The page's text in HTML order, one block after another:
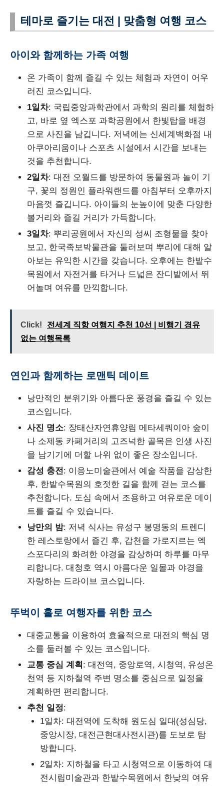
테마로 즐기는 대전 | 맞춤형 여행 코스
아이와 함께하는 가족 여행
온 가족이 함께 즐길 수 있는 체험과 자연이 어우
러진 코스입니다.
1일차: 국립중앙과학관에서 과학의 원리를 체험하
고, 바로 옆 엑스포 과학공원에서 한빛탑을 배경
으로 사진을 남깁니다. 저녁에는 신세계백화점 내
아쿠아리움이나 스포츠 시설에서 시간을 보내는
것을 추천합니다.
2일차: 대전 오월드를 방문하여 동물원과 놀이 기
구, 꽃의 정원인 플라워랜드를 아침부터 오후까지
마음껏 즐깁니다. 아이들의 눈높이에 맞춘 다양한
볼거리와 즐길 거리가 가득합니다.
3일차: 뿌리공원에서 자신의 성씨 조형물을 찾아
보고, 한국족보박물관을 둘러보며 뿌리에 대해 알
아보는 유익한 시간을 갖습니다. 오후에는 한밭수
목원에서 자전거를 타거나 드넓은 잔디밭에서 뛰
어놀며 여유를 만끽합니다.
Click!
전세계 직항 여행지 추천 10선 | 비행기 경유
없는 여행목록
연인과 함께하는 로맨틱 데이트
낭만적인 분위기와 아름다운 풍경을 즐길 수 있는
코스입니다.
사진 명소: 장태산자연휴양림 메타세쿼이아 숲이
나 소제동 카페거리의 고즈넉한 골목은 인생 사진
을 남기기에 더할 나위 없이 좋은 장소입니다.
감성 충전: 이응노미술관에서 예술 작품을 감상한
후, 한밭수목원의 호젓한 길을 함께 걷는 코스를
추천합니다. 도심 속에서 조용하고 여유로운 데이
트를 즐길 수 있습니다.
낭만의 밤: 저녁 식사는 유성구 봉명동의 트렌디
한 레스토랑에서 즐긴 후, 갑천을 가로지르는 엑
스포다리의 화려한 야경을 감상하며 하루를 마무
리합니다. 대청호 역시 아름다운 일몰과 야경을
자랑하는 드라이브 코스입니다.
뚜벅이 홀로 여행자를 위한 코스
대중교통을 이용하여 효율적으로 대전의 핵심 명
소를 둘러볼 수 있는 코스입니다.
교통 중심 계획 : 대전역, 중앙로역, 시청역, 유성온
천역 등 지하철역 주변 명소를 중심으로 일정을
계획하면 편리합니다.
추천 일정:
1일차: 대전역에 도착해 원도심 일대(성심당,
중앙시장, 대전근현대사전시관)를 도보로 탐
방합니다.
2일차: 지하철을 타고 시청역으로 이동하여 대
전시립미술관과 한밭수목원에서 한낮의 여유